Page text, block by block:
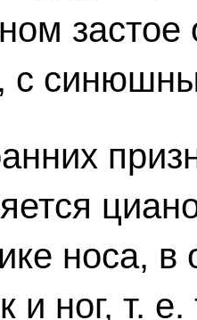
с
носа,
и ног, т.